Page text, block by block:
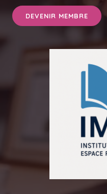
DEVENIR MEMBRE